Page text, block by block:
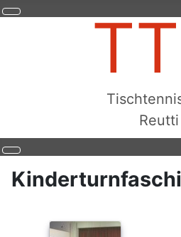
Reutti